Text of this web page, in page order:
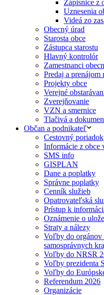
Zápisnice z
Uznesenia
Videá zo
Obecný úrad
Starosta obce
Zástupca starostu
Hlavný kontrolór
Zamestnanci
Predaj a prenájom
Projekty obce
Verejné
Zverejňovanie
VZN a smernice
Tlačivá a
Občan a podnikateľ
Cestovný poriadok
Informácie z obce
SMS info
GISPLAN
Dane a poplatky
Správne poplatky
Cenník služieb
Opatrovateľská
Prístup k
Oznámenie o
Straty a nálezy
Voľby do orgánov
samosprávnych
Voľby do NRSR
Voľby prezidenta
Voľby do
Referendum 2026
Organizácie